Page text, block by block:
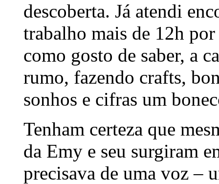
descoberta. Já atendi
trabalho mais de 12h
como gosto de saber, a
rumo, fazendo crafts,
sonhos e cifras um
Tenham certeza que
da Emy e seu surgiram
precisava de uma voz –